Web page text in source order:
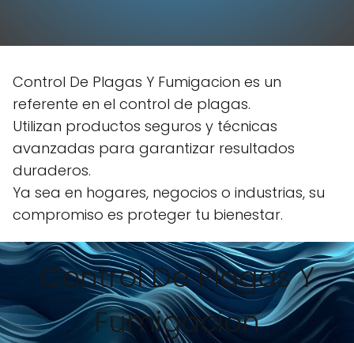
Control De Plagas Y Fumigacion es un
referente en el control de plagas.
Utilizan productos seguros y técnicas
avanzadas para garantizar resultados
duraderos.
Ya sea en hogares, negocios o industrias, su
compromiso es proteger tu bienestar.
Control De Plagas Y
Fumigacion